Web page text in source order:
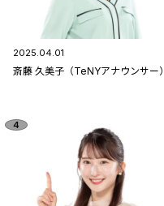
2025.04.01
斎藤 久美子（TeNYアナウンサー）